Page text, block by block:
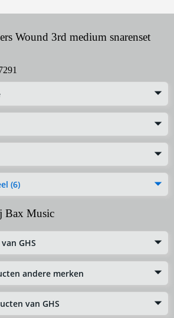
Wound 3rd medium snarenset
(6)
Bax Music
GHS
andere merken
van GHS